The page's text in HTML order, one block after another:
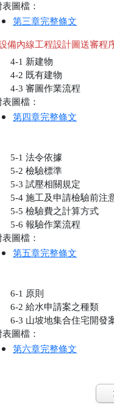
表圖檔：
第三章完整條文
備內線工程設計圖送審程
4-1 新建物
4-2 既有建物
4-3 審圖作業流程
表圖檔：
第四章完整條文
5-1 法令依據
5-2 檢驗標準
5-3 試壓相關規定
5-4 施工及申請檢驗前注
5-5 檢驗費之計算方式
5-6 報驗作業流程
表圖檔：
第五章完整條文
6-1 原則
6-2 給水申請案之種類
6-3 山坡地集合住宅開
表圖檔：
第六章完整條文